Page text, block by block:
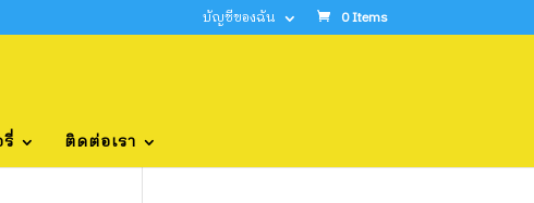
บัญชีของฉัน 0 Items
ติดต่อเรา